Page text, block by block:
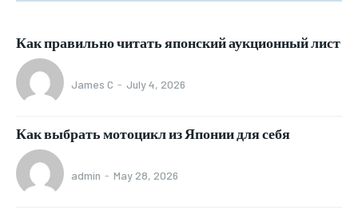
Как правильно читать японский аукционный лист
James C - July 4, 2026
Как выбрать мотоцикл из Японии для себя
admin - May 28, 2026